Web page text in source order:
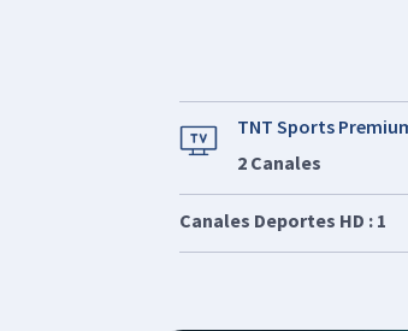
TNT Sports
2 Canales
Canales Deportes HD : 1